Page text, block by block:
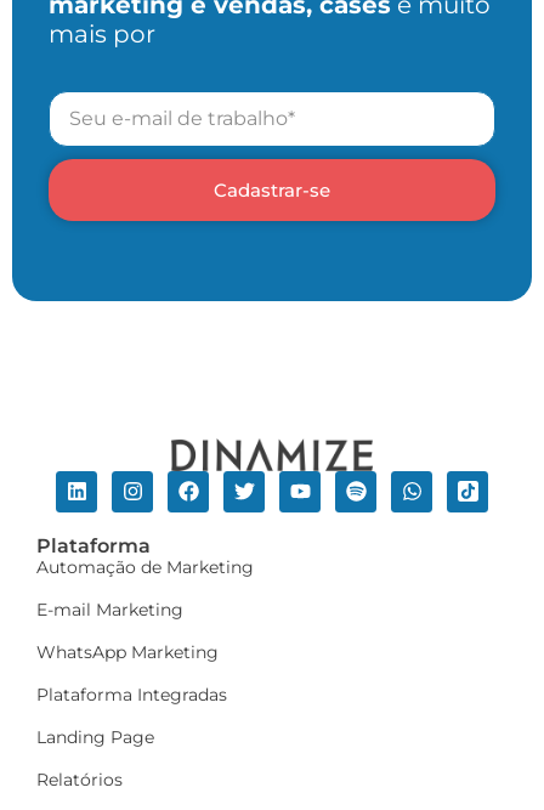
mais por
Cadastrar-se
Plataforma
Automação de Marketing
E-mail Marketing
WhatsApp Marketing
Plataforma Integradas
Landing Page
Relatórios